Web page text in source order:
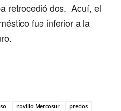
retrocedió dos. Aquí, el
fue inferior a la
novillo Mercosur
precios